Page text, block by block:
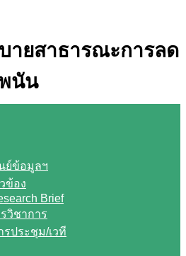
ายสาธารณะการลด
นัน
ย์ข้อมูลฯ
ข้อง
Brief
วิชาการ
รประชุม/เวที